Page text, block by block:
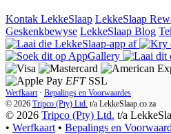
Kontak LekkeSlaap LekkeSlaap
Geskenkbewyse LekkeSlaap Blog
EFT SSL
Werfkaart · Bepalings en Voorwaardes
© 2026 Tripco (Pty) Ltd. t/a LekkeSlaap.co.za
© 2026 Tripco (Pty) Ltd. t/a
• Werfkaart • Bepalings en